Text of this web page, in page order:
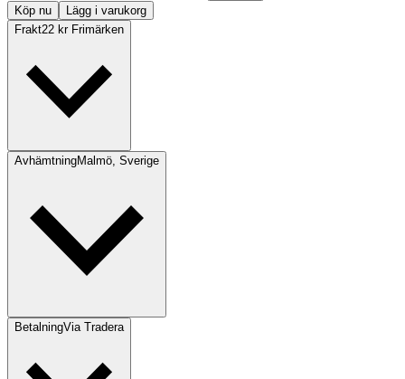
Köp nu
Lägg i varukorg
Frakt22 kr Frimärken
AvhämtningMalmö, Sverige
BetalningVia Tradera